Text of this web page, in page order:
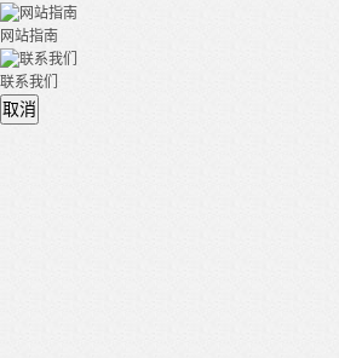
网站指南
联系我们
取消